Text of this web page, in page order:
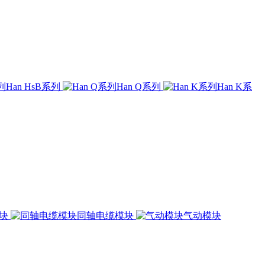
Han HsB系列 Han Q系列
Han K系
同轴电缆模块
气动模块